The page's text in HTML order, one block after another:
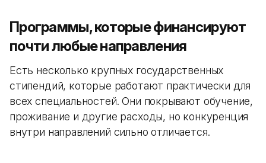
Программы, которые финансируют
почти любые направления
Есть несколько крупных государственных
стипендий, которые работают практически для
всех специальностей. Они покрывают обучение,
проживание и другие расходы, но конкуренция
внутри направлений сильно отличается.